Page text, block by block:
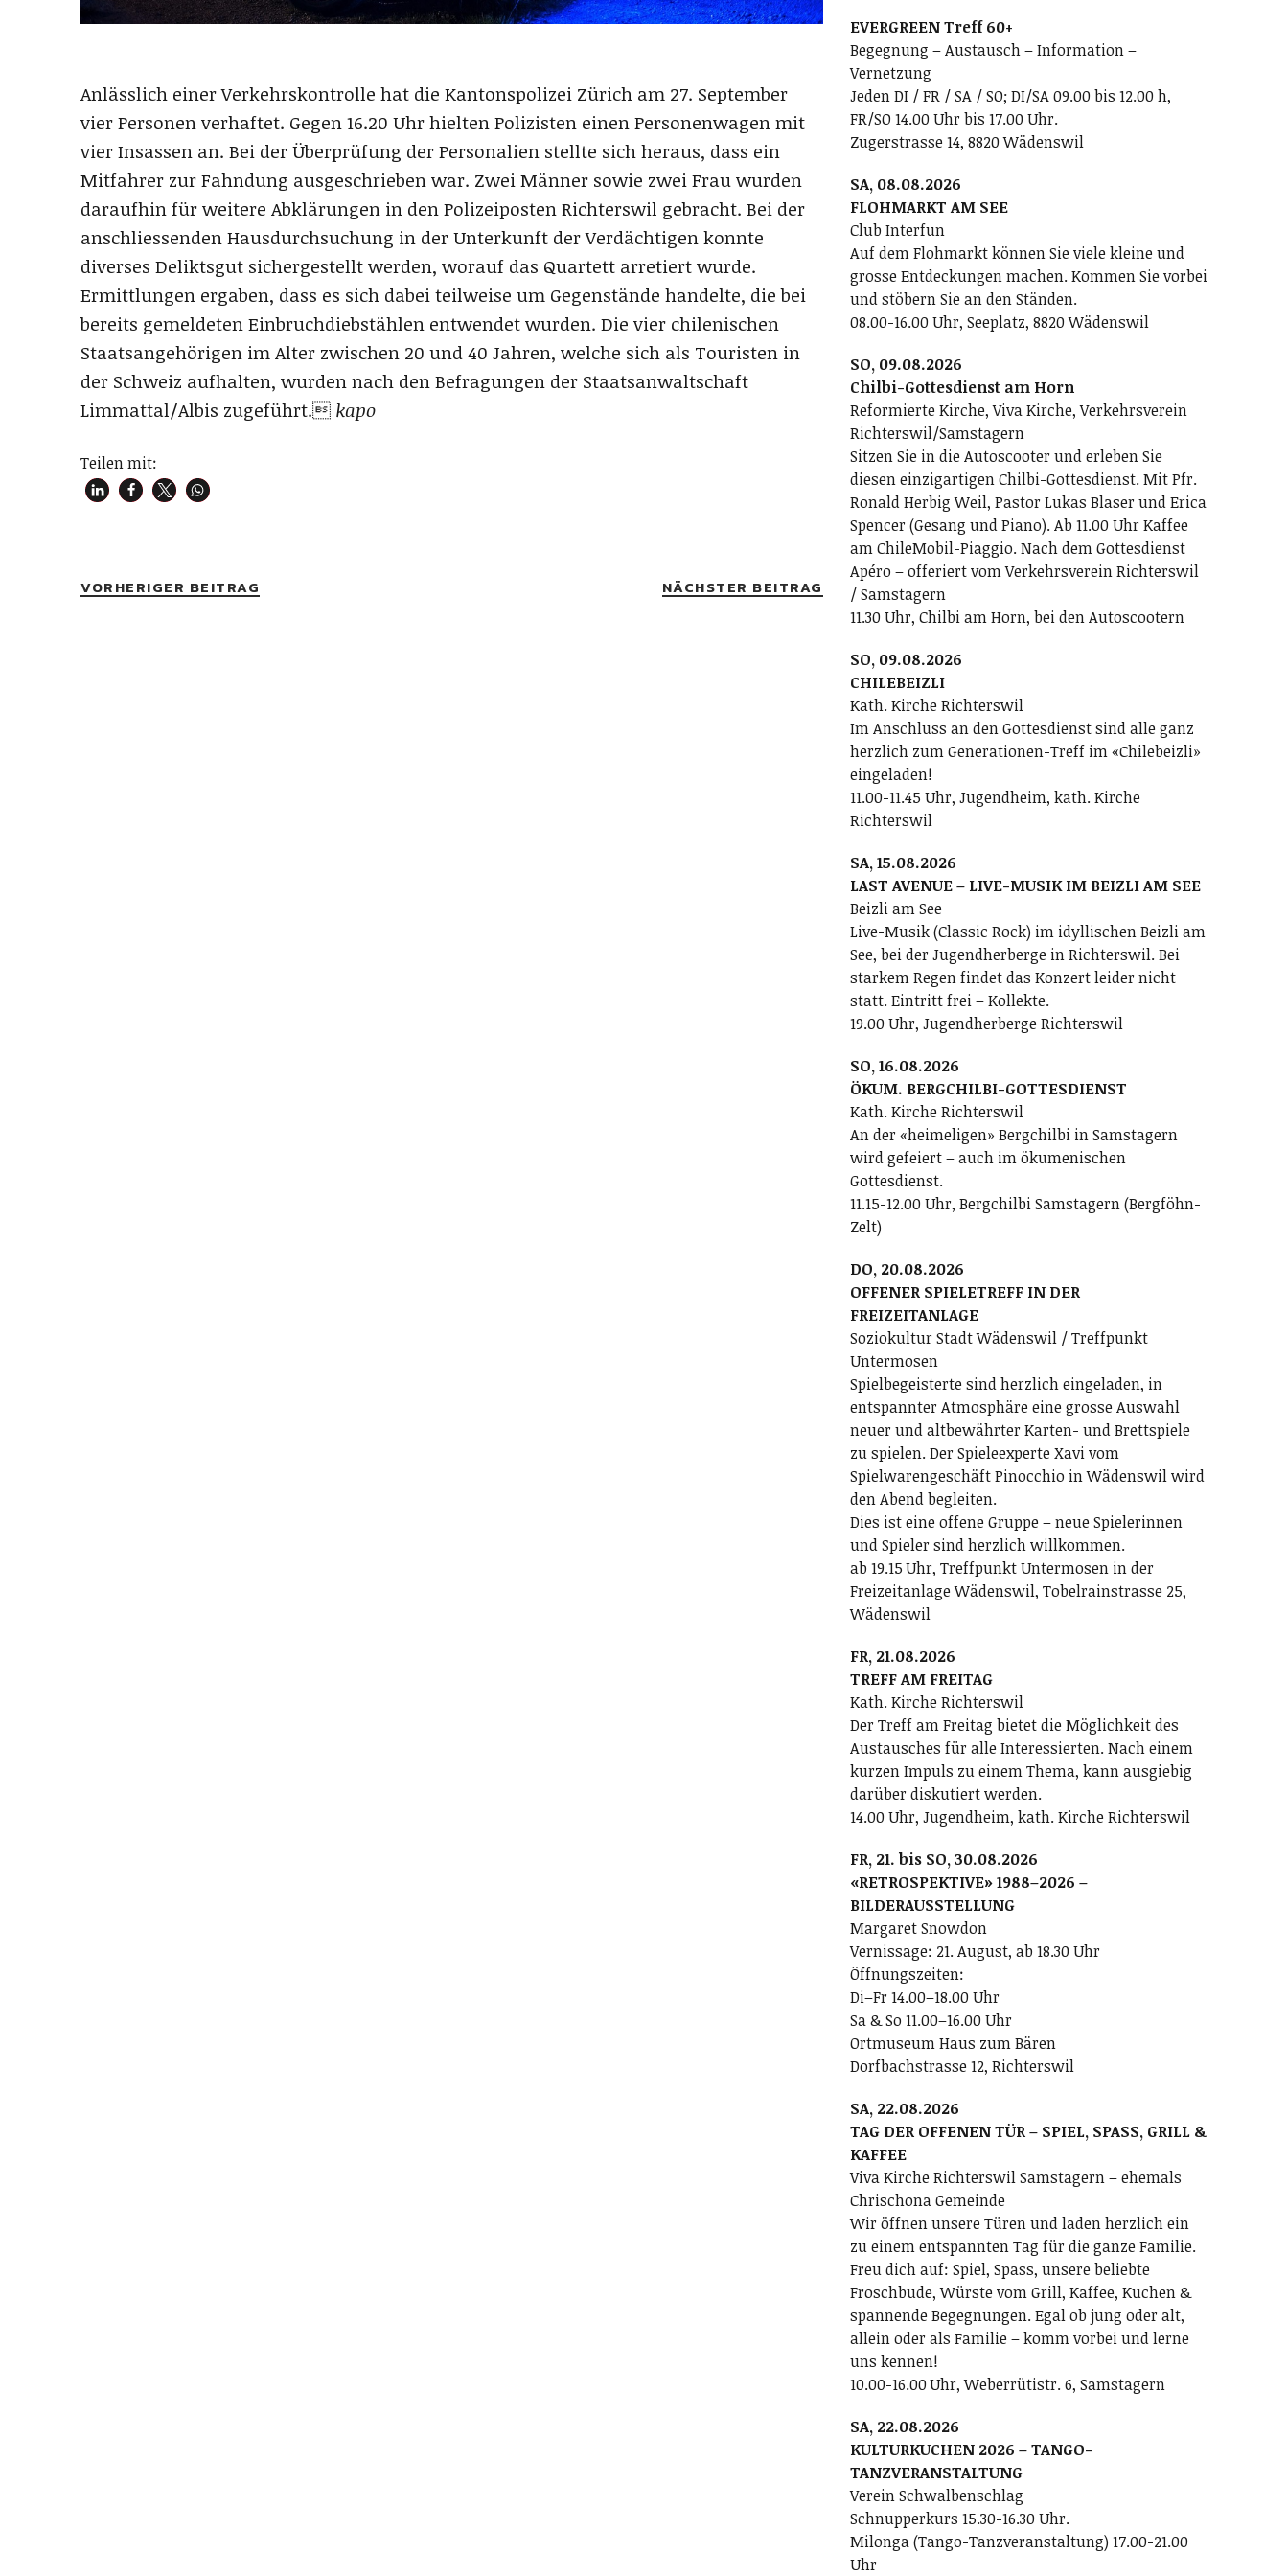
Anlässlich einer Verkehrskontrolle hat die Kantonspolizei Zürich am 27. September
vier Personen verhaftet. Gegen 16.20 Uhr hielten Polizisten einen Personenwagen mit
vier Insassen an. Bei der Überprüfung der Personalien stellte sich heraus, dass ein
Mitfahrer zur Fahndung ausgeschrieben war. Zwei Männer sowie zwei Frau wurden
daraufhin für weitere Abklärungen in den Polizeiposten Richterswil gebracht. Bei der
anschliessenden Hausdurchsuchung in der Unterkunft der Verdächtigen konnte
diverses Deliktsgut sichergestellt werden, worauf das Quartett arretiert wurde.
Ermittlungen ergaben, dass es sich dabei teilweise um Gegenstände handelte, die bei
bereits gemeldeten Einbruchdiebstählen entwendet wurden. Die vier chilenischen
Staatsangehörigen im Alter zwischen 20 und 40 Jahren, welche sich als Touristen in
der Schweiz aufhalten, wurden nach den Befragungen der Staatsanwaltschaft
Limmattal/Albis zugeführt. kapo
Teilen mit:
VORHERIGER BEITRAG NÄCHSTER BEITRAG
EVERGREEN Treff 60+
Begegnung – Austausch – Information –
Vernetzung
Jeden DI / FR / SA / SO; DI/SA 09.00 bis 12.00 h,
FR/SO 14.00 Uhr bis 17.00 Uhr.
Zugerstrasse 14, 8820 Wädenswil
SA, 08.08.2026
FLOHMARKT AM SEE
Club Interfun
Auf dem Flohmarkt können Sie viele kleine und
grosse Entdeckungen machen. Kommen Sie vorbei
und stöbern Sie an den Ständen.
08.00-16.00 Uhr, Seeplatz, 8820 Wädenswil
SO, 09.08.2026
Chilbi-Gottesdienst am Horn
Reformierte Kirche, Viva Kirche, Verkehrsverein
Richterswil/Samstagern
Sitzen Sie in die Autoscooter und erleben Sie
diesen einzigartigen Chilbi-Gottesdienst. Mit Pfr.
Ronald Herbig Weil, Pastor Lukas Blaser und Erica
Spencer (Gesang und Piano). Ab 11.00 Uhr Kaffee
am ChileMobil-Piaggio. Nach dem Gottesdienst
Apéro – offeriert vom Verkehrsverein Richterswil
/ Samstagern
11.30 Uhr, Chilbi am Horn, bei den Autoscootern
SO, 09.08.2026
CHILEBEIZLI
Kath. Kirche Richterswil
Im Anschluss an den Gottesdienst sind alle ganz
herzlich zum Generationen-Treff im «Chilebeizli»
eingeladen!
11.00-11.45 Uhr, Jugendheim, kath. Kirche
Richterswil
SA, 15.08.2026
LAST AVENUE – LIVE-MUSIK IM BEIZLI AM SEE
Beizli am See
Live-Musik (Classic Rock) im idyllischen Beizli am
See, bei der Jugendherberge in Richterswil. Bei
starkem Regen findet das Konzert leider nicht
statt. Eintritt frei – Kollekte.
19.00 Uhr, Jugendherberge Richterswil
SO, 16.08.2026
ÖKUM. BERGCHILBI-GOTTESDIENST
Kath. Kirche Richterswil
An der «heimeligen» Bergchilbi in Samstagern
wird gefeiert – auch im ökumenischen
Gottesdienst.
11.15-12.00 Uhr, Bergchilbi Samstagern (Bergföhn-
Zelt)
DO, 20.08.2026
OFFENER SPIELETREFF IN DER
FREIZEITANLAGE
Soziokultur Stadt Wädenswil / Treffpunkt
Untermosen
Spielbegeisterte sind herzlich eingeladen, in
entspannter Atmosphäre eine grosse Auswahl
neuer und altbewährter Karten- und Brettspiele
zu spielen. Der Spieleexperte Xavi vom
Spielwarengeschäft Pinocchio in Wädenswil wird
den Abend begleiten.
Dies ist eine offene Gruppe – neue Spielerinnen
und Spieler sind herzlich willkommen.
ab 19.15 Uhr, Treffpunkt Untermosen in der
Freizeitanlage Wädenswil, Tobelrainstrasse 25,
Wädenswil
FR, 21.08.2026
TREFF AM FREITAG
Kath. Kirche Richterswil
Der Treff am Freitag bietet die Möglichkeit des
Austausches für alle Interessierten. Nach einem
kurzen Impuls zu einem Thema, kann ausgiebig
darüber diskutiert werden.
14.00 Uhr, Jugendheim, kath. Kirche Richterswil
FR, 21. bis SO, 30.08.2026
«RETROSPEKTIVE» 1988–2026 –
BILDERAUSSTELLUNG
Margaret Snowdon
Vernissage: 21. August, ab 18.30 Uhr
Öffnungszeiten:
Di–Fr 14.00–18.00 Uhr
Sa & So 11.00–16.00 Uhr
Ortmuseum Haus zum Bären
Dorfbachstrasse 12, Richterswil
SA, 22.08.2026
TAG DER OFFENEN TÜR – SPIEL, SPASS, GRILL &
KAFFEE
Viva Kirche Richterswil Samstagern – ehemals
Chrischona Gemeinde
Wir öffnen unsere Türen und laden herzlich ein
zu einem entspannten Tag für die ganze Familie.
Freu dich auf: Spiel, Spass, unsere beliebte
Froschbude, Würste vom Grill, Kaffee, Kuchen &
spannende Begegnungen. Egal ob jung oder alt,
allein oder als Familie – komm vorbei und lerne
uns kennen!
10.00-16.00 Uhr, Weberrütistr. 6, Samstagern
SA, 22.08.2026
KULTURKUCHEN 2026 – TANGO-
TANZVERANSTALTUNG
Verein Schwalbenschlag
Schnupperkurs 15.30-16.30 Uhr.
Milonga (Tango-Tanzveranstaltung) 17.00-21.00
Uhr